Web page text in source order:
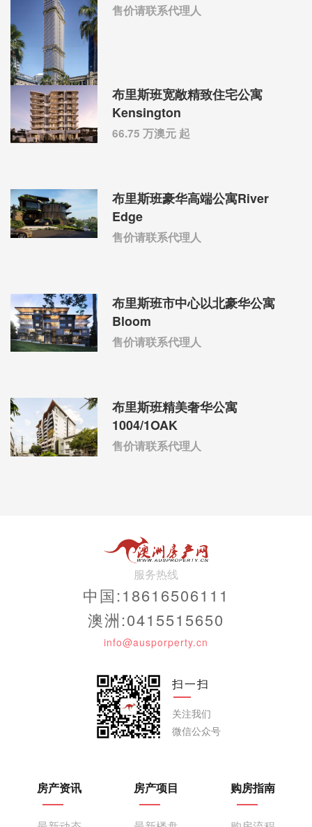
售价请联系代理人
布里斯班宽敞精致住宅公寓
Kensington
66.75 万澳元 起
布里斯班豪华高端公寓River
Edge
售价请联系代理人
布里斯班市中心以北豪华公寓
Bloom
售价请联系代理人
布里斯班精美奢华公寓
1004/1OAK
售价请联系代理人
服务热线
中国:18616506111
澳洲:0415515650
info@ausporperty.cn
扫一扫
关注我们
微信公众号
房产资讯 房产项目 购房指南